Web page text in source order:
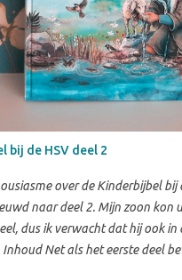
bij de HSV deel 2
over de Kinderbijbel bij
naar deel 2. Mijn zoon kon
dus ik verwacht dat hij ook
Net als het eerste deel